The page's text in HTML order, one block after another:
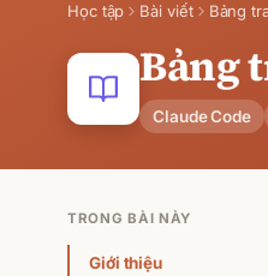
Học tập Bài viết Bảng
Bảng
Claude Code
TRONG BÀI NÀY
Giới thiệu